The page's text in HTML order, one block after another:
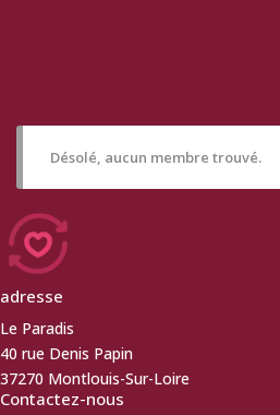
Désolé, aucun membre trouvé.
adresse
Le Paradis
40 rue Denis Papin
37270 Montlouis-Sur-Loire
Contactez-nous